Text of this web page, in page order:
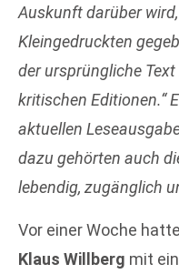
Auskunft darüber
Kleingedruckten
der ursprüngliche
kritischen Editionen.“
aktuellen
dazu gehörten auch
lebendig, zugänglich
Vor einer Woche
Klaus Willberg mit